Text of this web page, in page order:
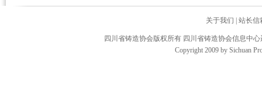
关于我们 站长信
四川省铸造协会版权所有 四川省铸造协会信息中
Copyright 2009 by Sichuan